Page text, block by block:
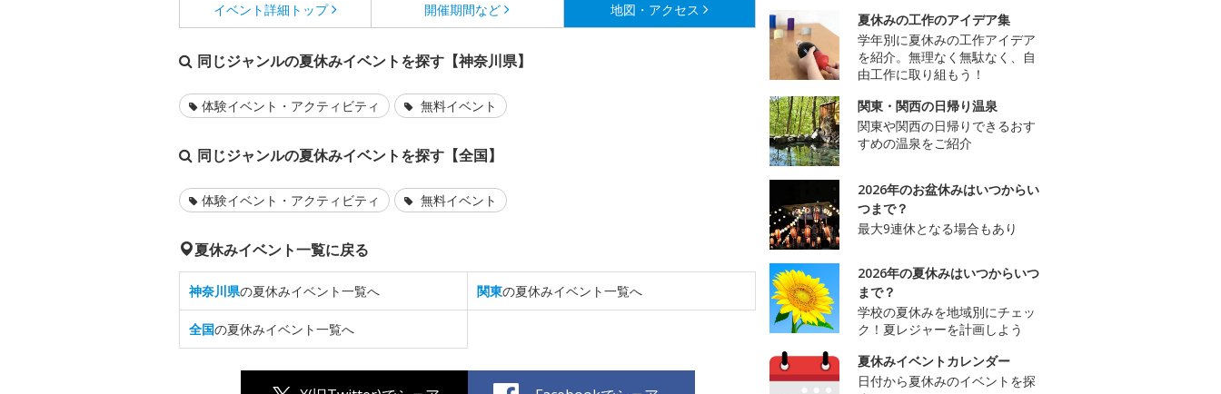
イベント詳細 トップ 開催期間など 地図・アクセス
同じジャンルの夏休みイベントを探す【神奈川県】
体験イベント・アクティビティ 無料イベント
同じジャンルの夏休みイベントを探す【全国】
体験イベント・アクティビティ 無料イベント
夏休みイベント一覧に戻る
神奈川県の夏休みイベント一覧へ 関東の夏休みイベント一覧へ
全国の夏休みイベント一覧へ
夏休みの工作のアイデア集
学年別に夏休みの工作アイデア
を紹介。無理なく無駄なく、自
由工作に取り組もう！
関東・関西の日帰り温泉
関東や関西の日帰りできるおす
すめの温泉をご紹介
2026年のお盆休みはいつからい
つまで？
最大9連休となる場合もあり
2026年の夏休みはいつからいつ
まで？
学校の夏休みを地域別にチェッ
ク！夏レジャーを計画しよう
夏休みイベントカレンダー
日付から夏休みのイベントを探